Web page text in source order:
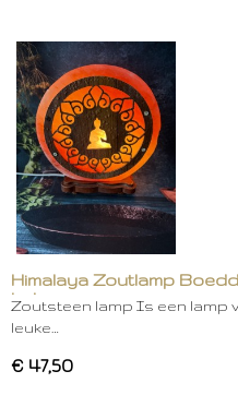
Himalaya Zoutlamp
halen
Zoutsteen lamp Is een lamp
leuke…
€ 47,50